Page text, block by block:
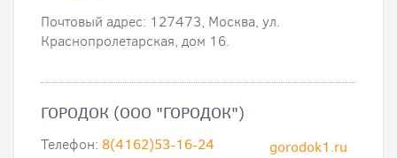
Почтовый адрес: 127473, Москва, ул.
Краснопролетарская, дом 16.
ГОРОДОК (ООО "ГОРОДОК")
gorodok1.ru
Телефон: 8(4162)53-16-24